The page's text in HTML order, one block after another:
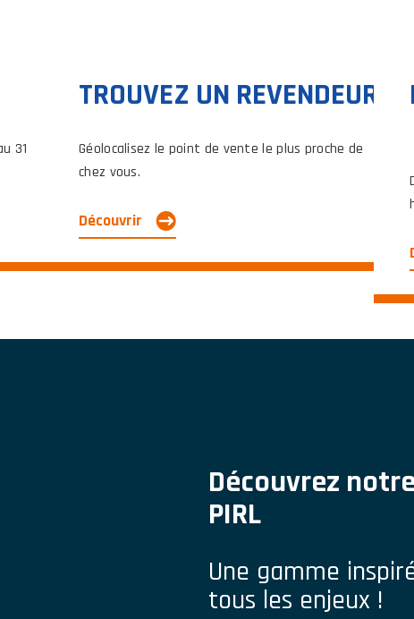
31
TROUVEZ UN REVENDEUR
Géolocalisez le point de vente le plus proche de
chez vous.
Découvrir
Découvrez
PIRL
Une gamme
tous les enjeux !